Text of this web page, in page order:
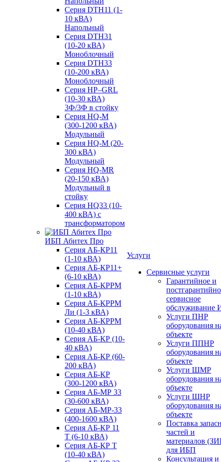
Серия DTH11 (1-
10 кВА)
Напольный
Серия DTH31
(10-20 кВА)
Моноблочный
Серия DTH33
(10-200 кВА)
Моноблочный
Серия HP–GRL
(10-30 кВА)
3Ф/3Ф в стойку
Серия HQ-M
(300-1200 кВА)
Модульный
Серия HQ-M (20-
300 кВА)
Модульный
Серия HQ-MR
(20-150 кВА)
Модульный в
стойку
Серия HQ33 (10-
400 кВА) с
трансформатором
ИБП Абитех Про
Серия АБ-КР11
(1-10 кВА)
Серия АБ-КР11+
(6-10 кВА)
Серия АБ-КРРМ
(1-10 кВА)
Серия АБ-КРРМ
Ли (1-3 кВА)
Серия АБ-КРРМ
(10-40 кВА)
Серия АБ-КР (10-
40 кВА)
Серия АБ-КР (60-
200 кВА)
Серия АБ-КР
(300-1200 кВА)
Серия АБ-МР 33
(30-600 кВА)
Серия АБ-МР-33
(400-1600 кВА)
Серия АБ-КР 11
Т (6-10 кВА)
Серия АБ-КР Т
(10-40 кВА)
Услуги
Сервисные услуги
Гарантийное и
сервисное
обслуживание
Услуги ПНР
оборудования
объекте
Услуги ППНР
оборудования
объекте
Услуги ШМР
оборудования
объекте
Услуги ШНР
оборудования
объекте
Поставка
частей и
материалов
для ИБП
Консультация и